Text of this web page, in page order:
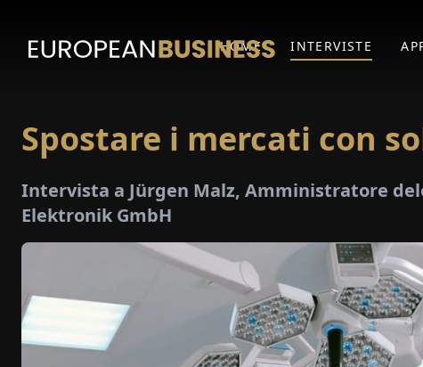
HOME INTERVISTE
Spostare i mercati con
Intervista a Jürgen Malz, Amministratore
Elektronik GmbH